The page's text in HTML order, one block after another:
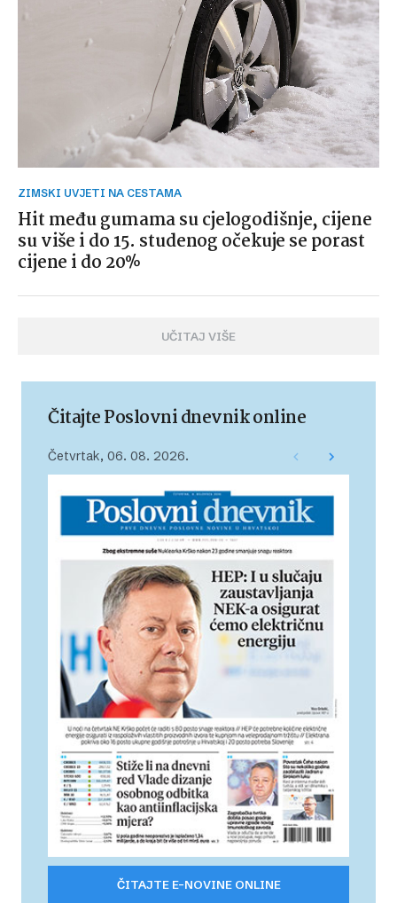
ZIMSKI UVJETI NA CESTAMA
Hit među gumama su cjelogodišnje, cijene
su više i do 15. studenog očekuje se porast
cijene i do 20%
UČITAJ VIŠE
Čitajte Poslovni dnevnik online
Četvrtak, 06. 08. 2026.
ČITAJTE E-NOVINE ONLINE